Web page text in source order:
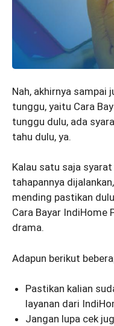
Nah, akhirnya sampai
tunggu, yaitu Cara
tunggu dulu, ada
tahu dulu, ya.
Kalau satu saja
tahapannya
mending pastikan
Cara Bayar IndiHome
drama.
Adapun berikut
Pastikan kalian
layanan dari
Jangan lupa cek